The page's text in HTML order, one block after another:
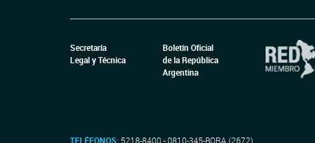
Secretaría
Legal y Técnica
Boletín Oficial
de la República
Argentina
TELÉFONOS: 5218-8400 - 0810-345-BORA (2672)